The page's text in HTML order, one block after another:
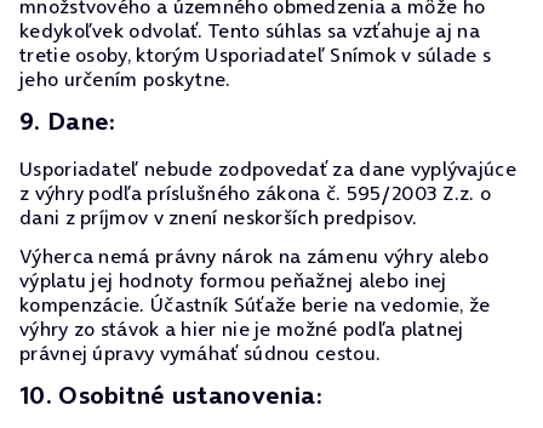
množstvového a územného obmedzenia a môže ho
kedykoľvek odvolať. Tento súhlas sa vzťahuje aj na
tretie osoby, ktorým Usporiadateľ Snímok v súlade s
jeho určením poskytne.
9. Dane:
Usporiadateľ nebude zodpovedať za dane vyplývajúce
z výhry podľa príslušného zákona č. 595/2003 Z.z. o
dani z príjmov v znení neskorších predpisov.
Výherca nemá právny nárok na zámenu výhry alebo
výplatu jej hodnoty formou peňažnej alebo inej
kompenzácie. Účastník Súťaže berie na vedomie, že
výhry zo stávok a hier nie je možné podľa platnej
právnej úpravy vymáhať súdnou cestou.
10. Osobitné ustanovenia: